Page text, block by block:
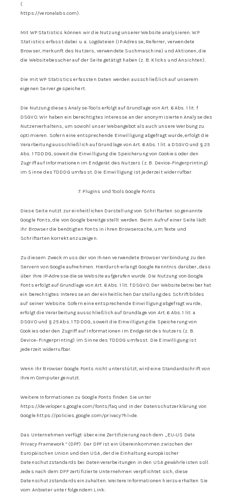
(
https://veronalabs.com).
Mit WP Statistics können wir die Nutzung unserer Website analysieren. WP
Statistics erfasst dabei u. a. Logdateien (IP-Adresse, Referrer, verwendete
Browser, Herkunft des Nutzers, verwendete Suchmaschine) und Aktionen, die
die Websitebesucher auf der Seite getätigt haben (z. B. Klicks und Ansichten).
Die mit WP Statistics erfassten Daten werden ausschließlich auf unserem
eigenen Server gespeichert.
Die Nutzung dieses Analyse-Tools erfolgt auf Grundlage von Art. 6 Abs. 1 lit. f
DSGVO. Wir haben ein berechtigtes Interesse an der anonymisierten Analyse des
Nutzerverhaltens, um sowohl unser Webangebot als auch unsere Werbung zu
optimieren. Sofern eine entsprechende Einwilligung abgefragt wurde, erfolgt die
Verarbeitung ausschließlich auf Grundlage von Art. 6 Abs. 1 lit. a DSGVO und § 25
Abs. 1 TDDDG, soweit die Einwilligung die Speicherung von Cookies oder den
Zugriff auf Informationen im Endgerät des Nutzers (z. B. Device-Fingerprinting)
im Sinne des TDDDG umfasst. Die Einwilligung ist jederzeit widerrufbar.
7. Plugins und Tools Google Fonts
Diese Seite nutzt zur einheitlichen Darstellung von Schriftarten so genannte
Google Fonts, die von Google bereitgestellt werden. Beim Aufruf einer Seite lädt
Ihr Browser die benötigten Fonts in ihren Browsercache, um Texte und
Schriftarten korrekt anzuzeigen.
Zu diesem Zweck muss der von Ihnen verwendete Browser Verbindung zu den
Servern von Google aufnehmen. Hierdurch erlangt Google Kenntnis darüber, dass
über Ihre IP-Adresse diese Website aufgerufen wurde. Die Nutzung von Google
Fonts erfolgt auf Grundlage von Art. 6 Abs. 1 lit. f DSGVO. Der Websitebetreiber hat
ein berechtigtes Interesse an der einheitlichen Darstellung des Schriftbildes
auf seiner Website. Sofern eine entsprechende Einwilligung abgefragt wurde,
erfolgt die Verarbeitung ausschließlich auf Grundlage von Art. 6 Abs. 1 lit. a
DSGVO und § 25 Abs. 1 TDDDG, soweit die Einwilligung die Speicherung von
Cookies oder den Zugriff auf Informationen im Endgerät des Nutzers (z. B.
Device- Fingerprinting) im Sinne des TDDDG umfasst. Die Einwilligung ist
jederzeit widerrufbar.
Wenn Ihr Browser Google Fonts nicht unterstützt, wird eine Standardschrift von
Ihrem Computer genutzt.
Weitere Informationen zu Google Fonts finden Sie unter
https://developers.google.com/fonts/faq und in der Datenschutzerklärung von
Google:https://policies.google.com/privacy?hl=de.
Das Unternehmen verfügt über eine Zertifizierung nach dem „EU-US Data
Privacy Framework“ (DPF). Der DPF ist ein Übereinkommen zwischen der
Europäischen Union und den USA, der die Einhaltung europäischer
Datenschutzstandards bei Datenverarbeitungen in den USA gewährleisten soll.
Jedes nach dem DPF zertifizierte Unternehmen verpflichtet sich, diese
Datenschutzstandards einzuhalten. Weitere Informationen hierzu erhalten Sie
vom Anbieter unter folgendem Link: